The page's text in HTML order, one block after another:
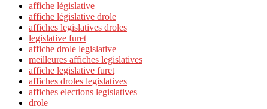
affiche législative
affiche législative drole
affiches legislatives droles
legislative furet
affiche drole legislative
meilleures affiches legislatives
affiche legislative furet
affiches droles legislatives
affiches elections legislatives
drole